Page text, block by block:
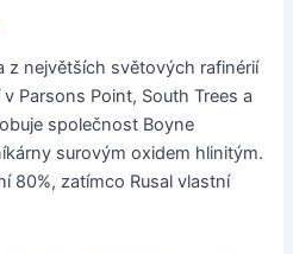
z největších světových rafinérií
Parsons Point, South Trees a
společnost Boyne
surovým oxidem hlinitým.
80%, zatímco Rusal vlastní